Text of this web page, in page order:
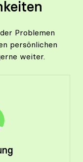
Problemen
persönlichen
weiter.